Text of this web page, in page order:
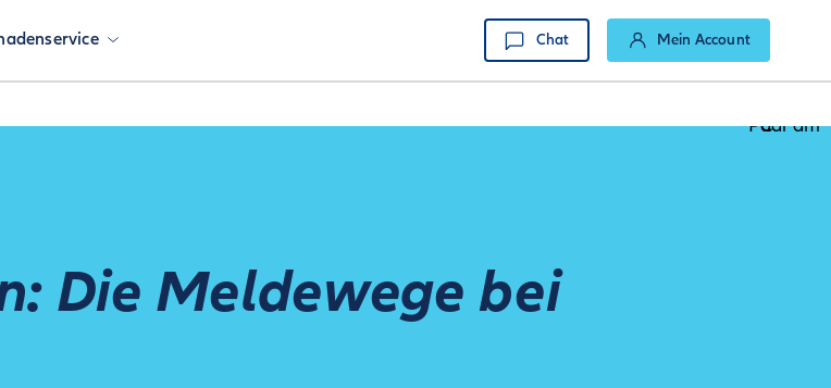
Chat Mein Account
Die Meldewege bei